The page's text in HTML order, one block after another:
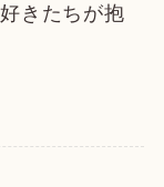
きたちが抱